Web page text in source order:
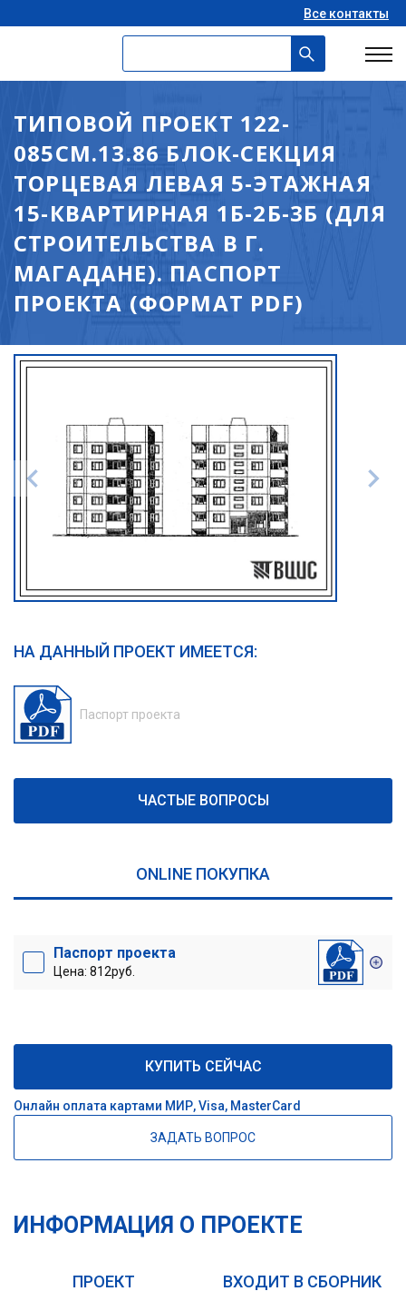
Все контакты
ТИПОВОЙ ПРОЕКТ 122-
085СМ.13.86 БЛОК-СЕКЦИЯ
ТОРЦЕВАЯ ЛЕВАЯ 5-ЭТАЖНАЯ
15-КВАРТИРНАЯ 1Б-2Б-3Б (ДЛЯ
СТРОИТЕЛЬСТВА В Г.
МАГАДАНЕ). ПАСПОРТ
ПРОЕКТА (ФОРМАТ PDF)
НА ДАННЫЙ ПРОЕКТ ИМЕЕТСЯ:
Паспорт проекта
ЧАСТЫЕ ВОПРОСЫ
ONLINE ПОКУПКА
Паспорт проекта
Цена: 812руб.
КУПИТЬ СЕЙЧАС
Онлайн оплата картами МИР, Visa, MasterCard
ЗАДАТЬ ВОПРОС
ИНФОРМАЦИЯ О ПРОЕКТЕ
ПРОЕКТ
ВХОДИТ В СБОРНИК